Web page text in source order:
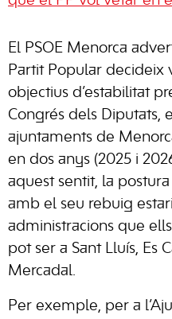
El PSOE Menorca
Partit Popular decideix
objectius d’estabilitat
Congrés dels Diputats,
ajuntaments de
en dos anys (2025 i
aquest sentit, la
amb el seu rebuig
administracions que
pot ser a Sant Lluís, Es
Mercadal.
Per exemple, per a